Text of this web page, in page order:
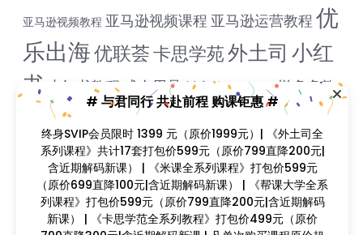
亚马逊视频教程 亚马逊视频课程 亚马逊运营教程 优
乐出海优联荟卡思学苑外土司 小红
书 小红书教程 成人用品 抖音教程 拼多多 拼多多教
淘宝教程 米课
谷歌
ADS教程谷歌SEO教程 谷歌SEO课程 谷歌运用教程
境B哥 阿里国际站雨课网雷子教程 颜Sir 飞橙教育
# 与君同行 共赴前程 购课钜惠 #
终身SVIP会员限时 1399 元（原价1999元）| 《外土司全
系列课程》共计17套打包价599元（原价799直降200元|
含近期解码新课） | 《米课全系列课程》打包价599元
（原价699直降100元|含近期解码新课） | 《帮课大学全系
列课程》打包价599元（原价799直降200元|含近期解码
新课） | 《卡思学范全系列教程》打包价499元（原价